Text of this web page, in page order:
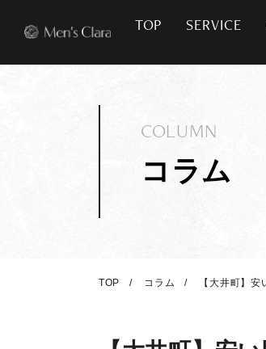
TOP SERVICE
コラム
COLUMN
TOP コラム 【大井町】